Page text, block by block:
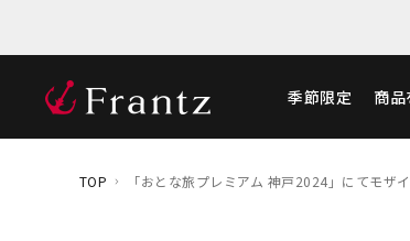
季節限定 商品
TOP 「おとな旅プレミアム 神戸2024」にてモザ